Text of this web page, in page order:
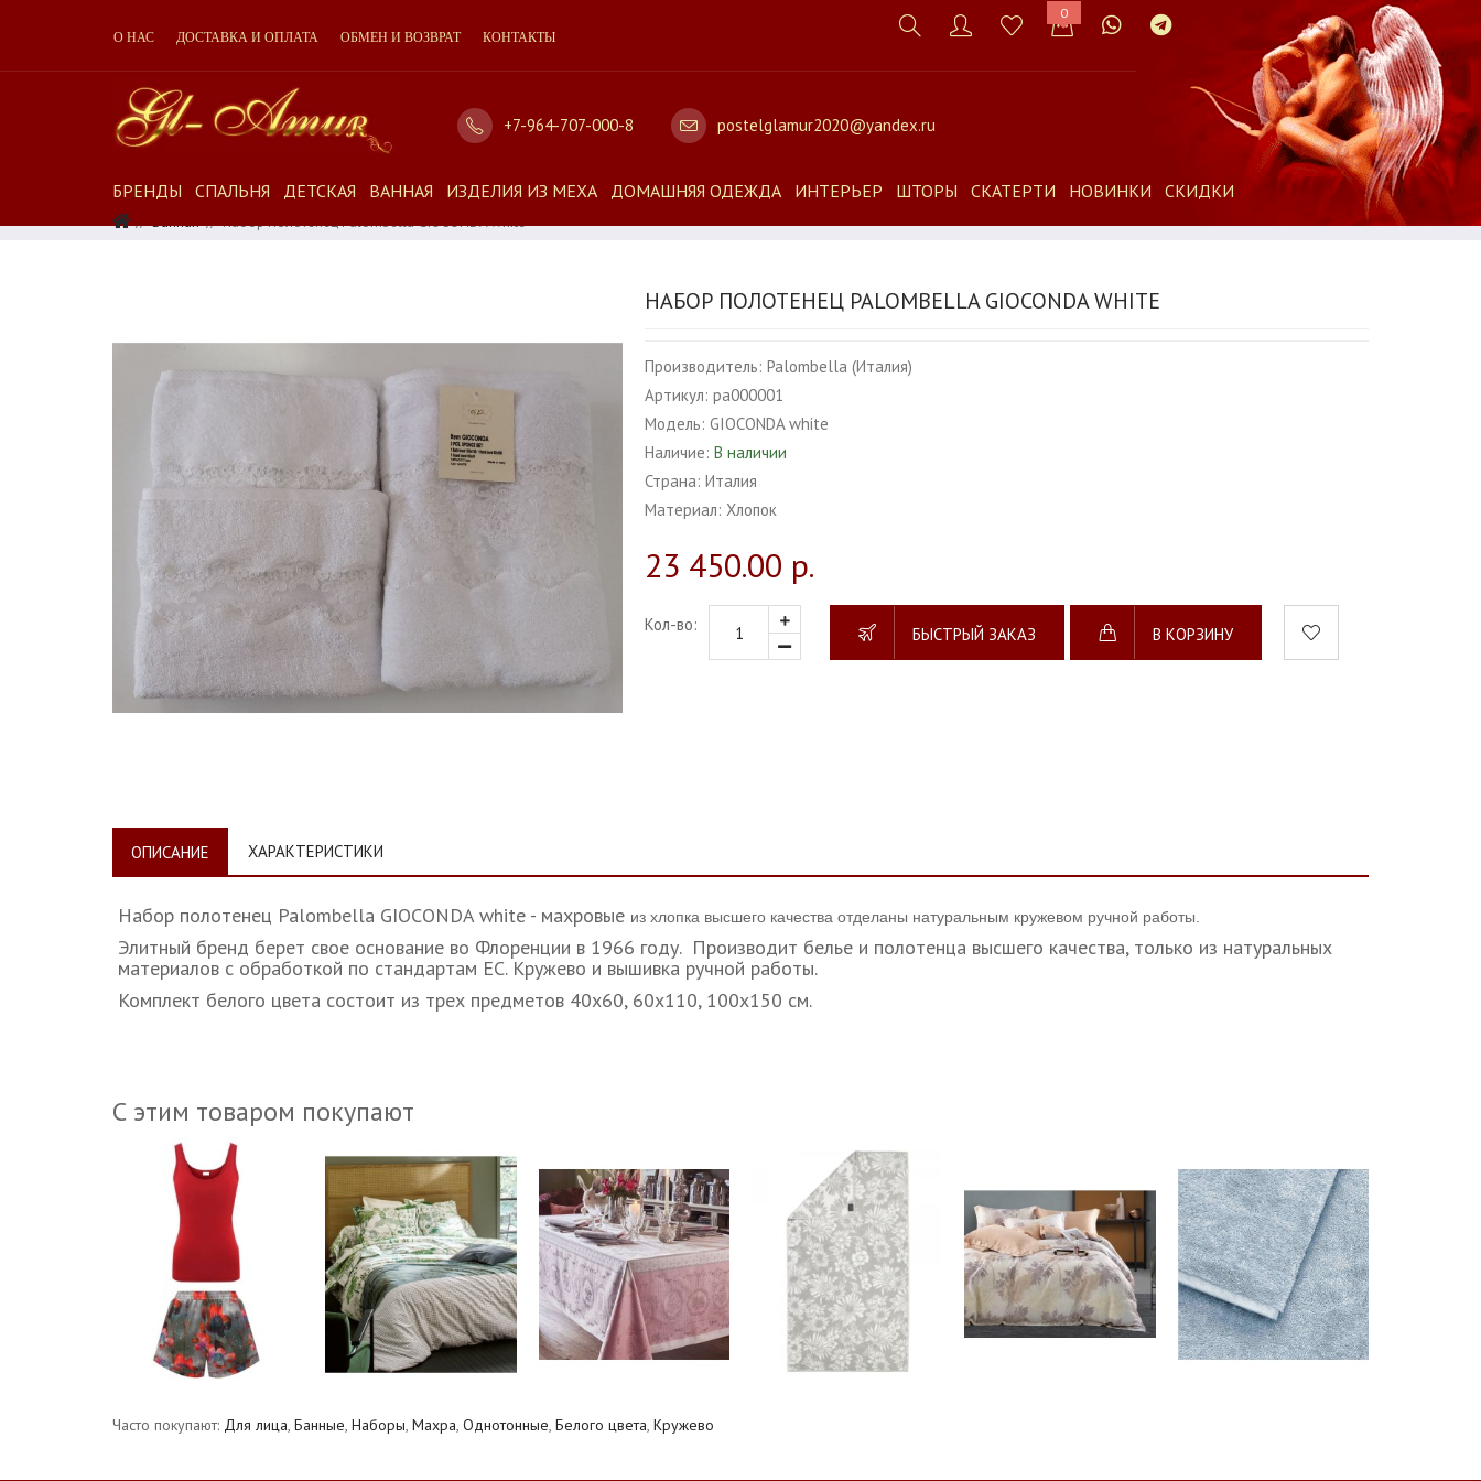
0
О НАС ДОСТАВКА И ОПЛАТА ОБМЕН И ВОЗВРАТ КОНТАКТЫ
+7-964-707-000-8 postelglamur2020@yandex.ru
БРЕНДЫ СПАЛЬНЯ ДЕТСКАЯ ВАННАЯ ИЗДЕЛИЯ ИЗ МЕХА ДОМАШНЯЯ ОДЕЖДА ИНТЕРЬЕР ШТОРЫ СКАТЕРТИ НОВИНКИ СКИДКИ
Ванная Набор Полотенец Palombella GIOCONDA White
НАБОР ПОЛОТЕНЕЦ PALOMBELLA GIOCONDA WHITE
Производитель: Palombella (Италия)
Артикул: pa000001
Модель: GIOCONDA white
Наличие: В наличии
Страна: Италия
Материал: Хлопок
23 450.00 р.
Кол-во: БЫСТРЫЙ ЗАКАЗ В КОРЗИНУ
ОПИСАНИЕ ХАРАКТЕРИСТИКИ
Набор полотенец Palombella GIOCONDA white - махровые из хлопка высшего качества отделаны натуральным кружевом ручной работы.
Элитный бренд берет свое основание во Флоренции в 1966 году. Производит белье и полотенца высшего качества, только из натуральных
материалов с обработкой по стандартам ЕС. Кружево и вышивка ручной работы.
Комплект белого цвета состоит из трех предметов 40х60, 60х110, 100х150 см.
С этим товаром покупают
Часто покупают: Для лица, Банные, Наборы, Махра, Однотонные, Белого цвета, Кружево